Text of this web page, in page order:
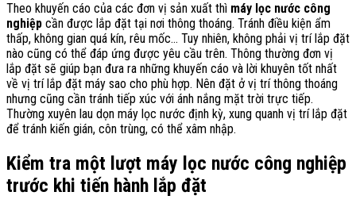
Theo khuyến cáo của các đơn vị sản xuất thì máy lọc nước công
nghiệp cần được lắp đặt tại nơi thông thoáng. Tránh điều kiện ẩm
thấp, không gian quá kín, rêu mốc… Tuy nhiên, không phải vị trí lắp đặt
nào cũng có thể đáp ứng được yêu cầu trên. Thông thường đơn vị
lắp đặt sẽ giúp bạn đưa ra những khuyến cáo và lời khuyên tốt nhất
về vị trí lắp đặt máy sao cho phù hợp. Nên đặt ở vị trí thông thoáng
nhưng cũng cần tránh tiếp xúc với ánh nắng mặt trời trực tiếp.
Thường xuyên lau dọn máy lọc nước định kỳ, xung quanh vị trí lắp đặt
để tránh kiến gián, côn trùng, có thể xâm nhập.
Kiểm tra một lượt máy lọc nước công nghiệp
trước khi tiến hành lắp đặt